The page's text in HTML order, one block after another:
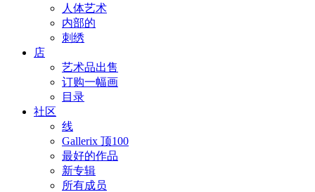
人体艺术
内部的
刺绣
店
艺术品出售
订购一幅画
目录
社区
线
Gallerix 顶100
最好的作品
新专辑
所有成员